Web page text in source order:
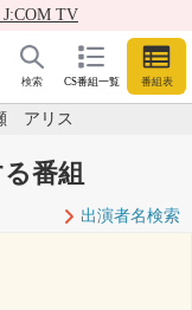
TV
CS番組一覧 番組表
検索
アリス
番組
出演者名検索